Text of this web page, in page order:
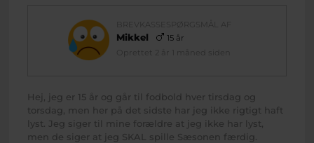
BREVKASSESPØRGSMÅL AF
Mikkel
15 år
Oprettet 2 år 1 måned siden
Hej, jeg er 15 år og går til fodbold hver tirsdag og
torsdag, men her på det sidste har jeg ikke rigtigt haft
lyst. Jeg siger til mine forældre at jeg ikke har lyst,
men de siger at jeg SKAL spille Sæsonen færdig.